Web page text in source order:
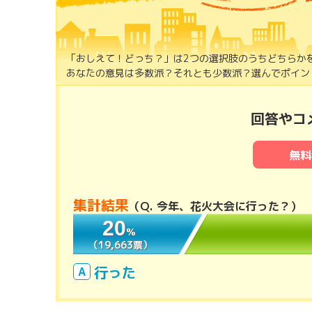
「おしえて！どっち？」は2つの選択肢のうちどちら
あなたの意見は多数派？それとも少数派？選んでポイ
回答やコ
無
集計結果 （Q. 今年、花火大会に行った？ ）
20％
（19,663票）
20％
（19,663票）
A 行った